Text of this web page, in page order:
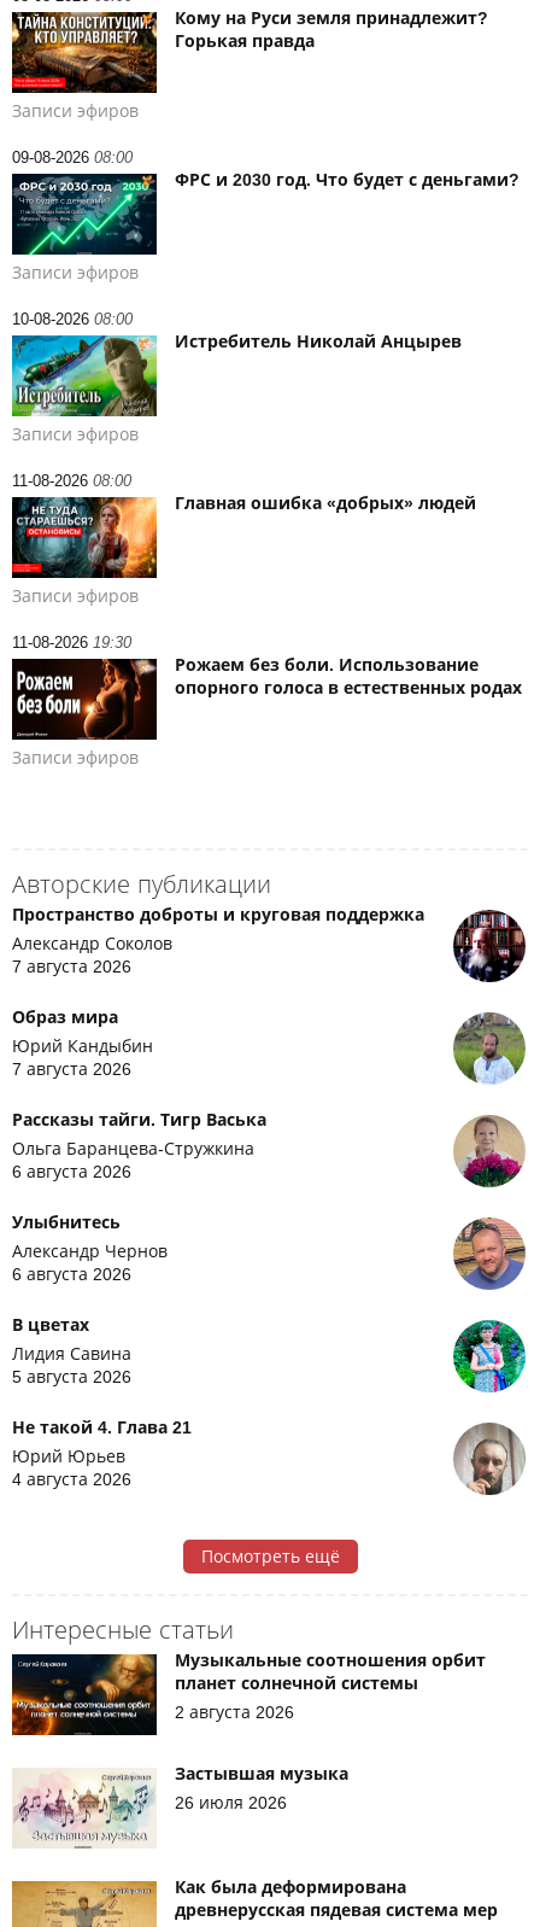
Кому на Руси земля принадлежит?
Горькая правда
Записи эфиров
09-08-2026 08:00
ФРС и 2030 год. Что будет с деньгами?
Записи эфиров
10-08-2026 08:00
Истребитель Николай Анцырев
Записи эфиров
11-08-2026 08:00
Главная ошибка «добрых» людей
Записи эфиров
11-08-2026 19:30
Рожаем без боли. Использование
опорного голоса в естественных родах
Записи эфиров
Авторские публикации
Пространство доброты и круговая поддержка
Александр Соколов
7 августа 2026
Образ мира
Юрий Кандыбин
7 августа 2026
Рассказы тайги. Тигр Васька
Ольга Баранцева-Стружкина
6 августа 2026
Улыбнитесь
Александр Чернов
6 августа 2026
В цветах
Лидия Савина
5 августа 2026
Не такой 4. Глава 21
Юрий Юрьев
4 августа 2026
Посмотреть ещё
Интересные статьи
Музыкальные соотношения орбит
планет солнечной системы
2 августа 2026
Застывшая музыка
26 июля 2026
Как была деформирована
древнерусская пядевая система мер